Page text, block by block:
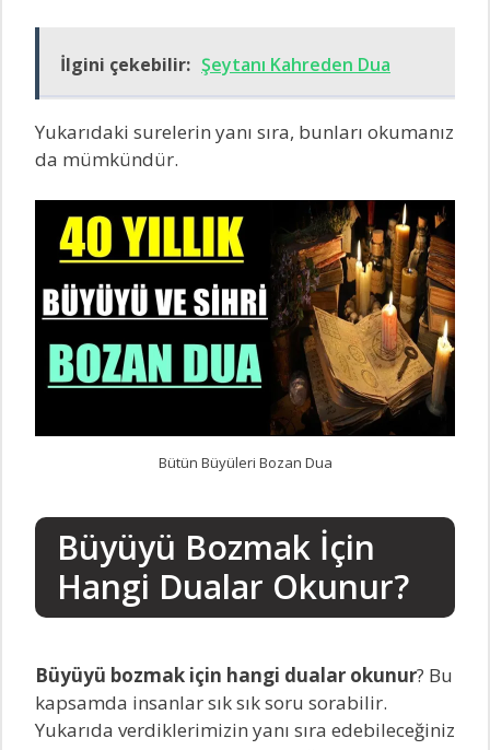
İlgini çekebilir: Şeytanı Kahreden Dua
Yukarıdaki surelerin yanı sıra, bunları okumanız
da mümkündür.
Bütün Büyüleri Bozan Dua
Büyüyü Bozmak İçin
Hangi Dualar Okunur?
Büyüyü bozmak için hangi dualar okunur? Bu
kapsamda insanlar sık sık soru sorabilir.
Yukarıda verdiklerimizin yanı sıra edebileceğiniz